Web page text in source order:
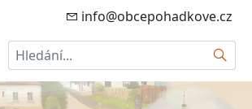
info@obcepohadkove.cz
Hledat